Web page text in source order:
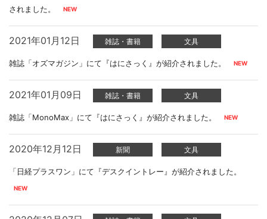
されました。
2021年01月12日 雑誌・書籍 文具
雑誌「オズマガジン」にて『はにさっく』が紹介されました。
2021年01月09日 雑誌・書籍 文具
雑誌「MonoMax」にて『はにさっく』が紹介されました。
2020年12月12日 新聞 文具
「日経プラスワン」にて『デスクイントレー』が紹介されました。